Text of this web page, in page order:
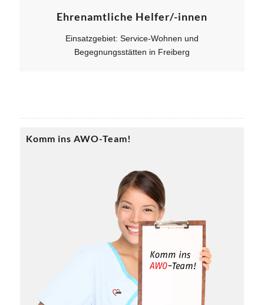
Ehrenamtliche Helfer/-innen
Einsatzgebiet: Service-Wohnen und
Begegnungsstätten in Freiberg
Komm ins AWO-Team!